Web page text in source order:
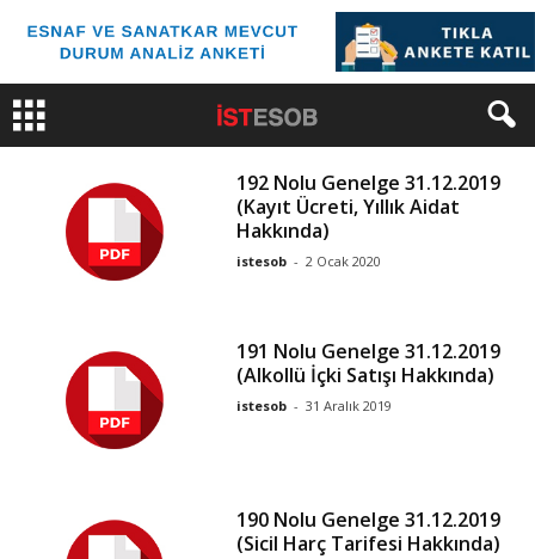
192 Nolu Genelge 31.12.2019
(Kayıt Ücreti, Yıllık Aidat
Hakkında)
istesob - 2 Ocak 2020
191 Nolu Genelge 31.12.2019
(Alkollü İçki Satışı Hakkında)
istesob - 31 Aralık 2019
190 Nolu Genelge 31.12.2019
(Sicil Harç Tarifesi Hakkında)